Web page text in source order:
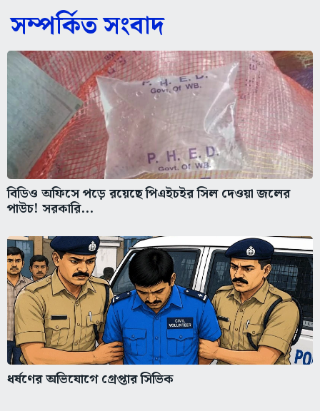
সম্পর্কিত সংবাদ
বিডিও অফিসে পড়ে রয়েছে পিএইচইর সিল দেওয়া জলের
পাউচ! সরকারি...
ধর্ষণের অভিযোগে গ্রেপ্তার সিভিক